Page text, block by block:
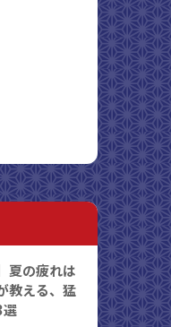
夏の疲れは
教える、猛
選